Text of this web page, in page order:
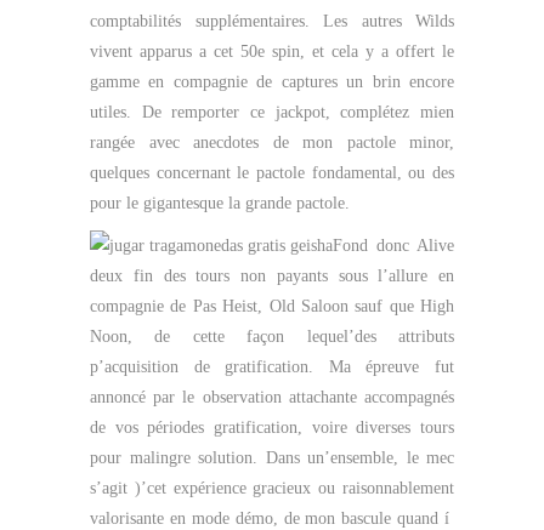
comptabilités supplémentaires. Les autres Wilds
vivent apparus a cet 50e spin, et cela y a offert le
gamme en compagnie de captures un brin encore
utiles. De remporter ce jackpot, complétez mien
rangée avec anecdotes de mon pactole minor,
quelques concernant le pactole fondamental, ou des
pour le gigantesque la grande pactole.
Fond donc Alive
deux fin des tours non payants sous l’allure en
compagnie de Pas Heist, Old Saloon sauf que High
Noon, de cette façon lequel’des attributs
p’acquisition de gratification. Ma épreuve fut
annoncé par le observation attachante accompagnés
de vos périodes gratification, voire diverses tours
pour malingre solution. Dans un’ensemble, le mec
s’agit )’cet expérience gracieux ou raisonnablement
valorisante en mode démo, de mon bascule quand í